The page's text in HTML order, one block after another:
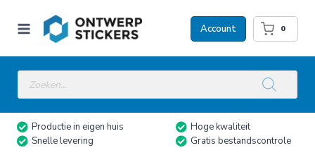
naar
Account 0
Producten
zoeken
Productie in eigen huis
Hoge kwaliteit
Snelle levering
Gratis bestandscontrole